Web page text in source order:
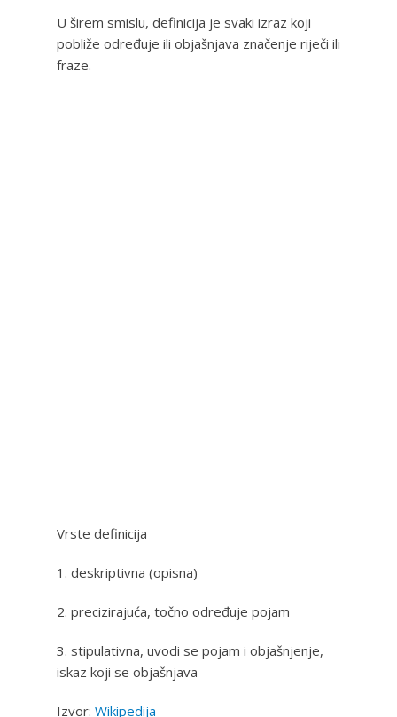
U širem smislu, definicija je svaki izraz koji
pobliže određuje ili objašnjava značenje riječi ili
fraze.
Vrste definicija
1. deskriptivna (opisna)
2. precizirajuća, točno određuje pojam
3. stipulativna, uvodi se pojam i objašnjenje,
iskaz koji se objašnjava
Izvor: Wikipedija